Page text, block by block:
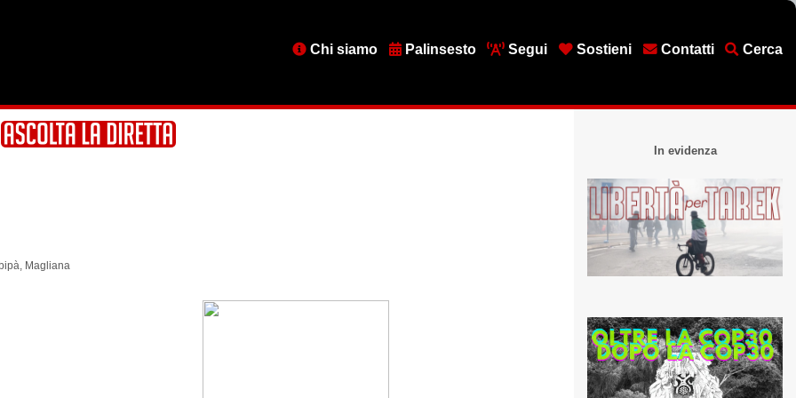
MenuChi siamo Palinsesto Segui Sostieni Contatti Cerca
Magliana
In evidenza